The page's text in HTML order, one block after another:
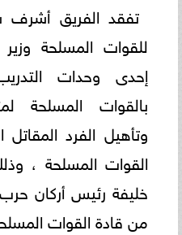
تفقد الفريق أشرف
للقوات المسلحة وزير
إحدى وحدات
بالقوات المسلحة
وتأهيل الفرد
القوات المسلحة ،
خليفة رئيس أركان
من قادة القوات